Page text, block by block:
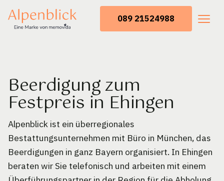
089 21524988
Beerdigung zum
Festpreis in Ehingen
Alpenblick ist ein überregionales
Bestattungsunternehmen mit Büro in München, das
Beerdigungen in ganz Bayern organisiert. In Ehingen
beraten wir Sie telefonisch und arbeiten mit einem